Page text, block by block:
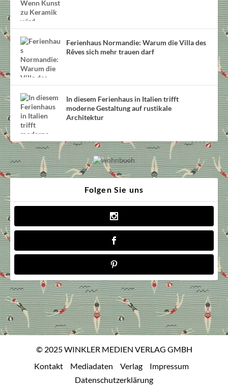
Ferienhaus Normandie: Warum die Villa des
Rêves sich mehr trauen darf
In diesem Ferienhaus in Italien trifft
moderne Gestaltung auf rustikale
Architektur
Folgen Sie uns
© 2025 WINKLER MEDIEN VERLAG GMBH
Kontakt
Mediadaten Verlag
Impressum
Datenschutzerklärung